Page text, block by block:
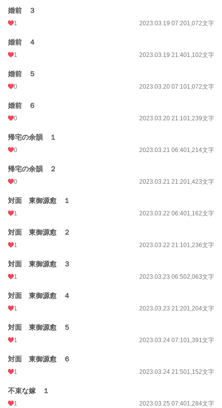
婚前 ３
1 2023.03.19 07:201,072文字
婚前 ４
1 2023.03.19 21:401,102文字
婚前 ５
0 2023.03.20 07:101,072文字
婚前 ６
0 2023.03.20 21:101,239文字
帰宅の余韻 １
0 2023.03.21 06:401,214文字
帰宅の余韻 ２
0 2023.03.21 21:201,423文字
対面 東御源愈 １
1 2023.03.22 06:401,162文字
対面 東御源愈 ２
1 2023.03.22 21:101,236文字
対面 東御源愈 ３
1 2023.03.23 06:502,063文字
対面 東御源愈 ４
1 2023.03.23 21:201,204文字
対面 東御源愈 ５
1 2023.03.24 07:101,391文字
対面 東御源愈 ６
1 2023.03.24 21:501,152文字
不束な嫁 １
1 2023.03.25 07:401,284文字